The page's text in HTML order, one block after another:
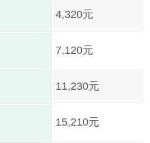
4,320元
7,120元
11,230元
15,210元